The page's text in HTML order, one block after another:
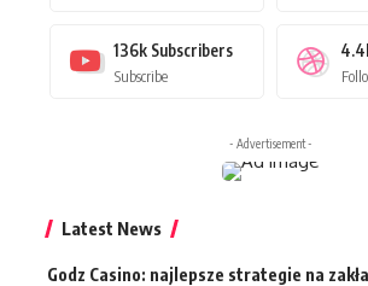
136k Subscribers
Subscribe
- Advertisement -
Latest News
Godz Casino: najlepsze strategie na